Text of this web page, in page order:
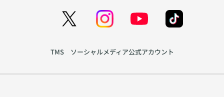
TMS ソーシャルメディア公式アカウント